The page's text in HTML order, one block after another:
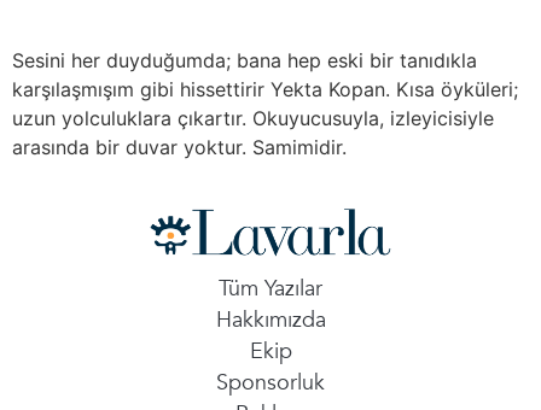
Sesini her duyduğumda; bana hep eski bir tanıdıkla
karşılaşmışım gibi hissettirir Yekta Kopan. Kısa öyküleri;
uzun yolculuklara çıkartır. Okuyucusuyla, izleyicisiyle
arasında bir duvar yoktur. Samimidir.
Tüm Yazılar
Hakkımızda
Ekip
Sponsorluk